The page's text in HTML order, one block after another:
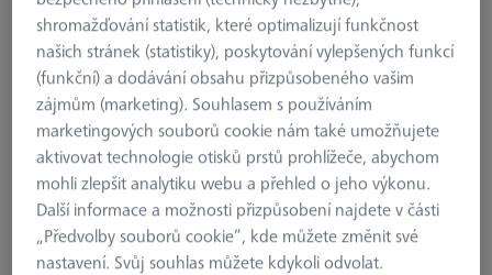
shromažďování statistik, které optimalizují funkčnost
našich stránek (statistiky), poskytování vylepšených funkcí
(funkční) a dodávání obsahu přizpůsobeného vašim
zájmům (marketing). Souhlasem s používáním
marketingových souborů cookie nám také umožňujete
aktivovat technologie otisků prstů prohlížeče, abychom
mohli zlepšit analytiku webu a přehled o jeho výkonu.
Další informace a možnosti přizpůsobení najdete v části
„Předvolby souborů cookie“, kde můžete změnit své
nastavení. Svůj souhlas můžete kdykoli odvolat.